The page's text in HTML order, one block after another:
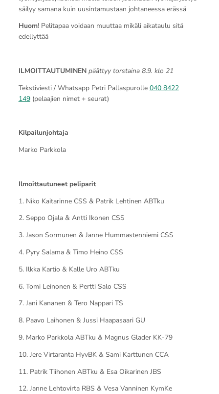
säilyy samana kuin uusintamustaan johtaneessa erässä
Huom! Pelitapaa voidaan muuttaa mikäli aikataulu sitä
edellyttää
ILMOITTAUTUMINEN päättyy torstaina 8.9. klo 21
Tekstiviesti / Whatsapp Petri Pallaspurolle 040 8422
149(pelaajien nimet + seurat)
Kilpailunjohtaja
Marko Parkkola
Ilmoittautuneet peliparit
1. Niko Kaitarinne CSS & Patrik Lehtinen ABTku
2. Seppo Ojala & Antti Ikonen CSS
3. Jason Sormunen & Janne Hummastenniemi CSS
4. Pyry Salama & Timo Heino CSS
5. Ilkka Kartio & Kalle Uro ABTku
6. Tomi Leinonen & Pertti Salo CSS
7. Jani Kananen & Tero Nappari TS
8. Paavo Laihonen & Jussi Haapasaari GU
9. Marko Parkkola ABTku & Magnus Glader KK-79
10. Jere Virtaranta HyvBK & Sami Karttunen CCA
11. Patrik Tiihonen ABTku & Esa Oikarinen JBS
12. Janne Lehtovirta RBS & Vesa Vanninen KymKe